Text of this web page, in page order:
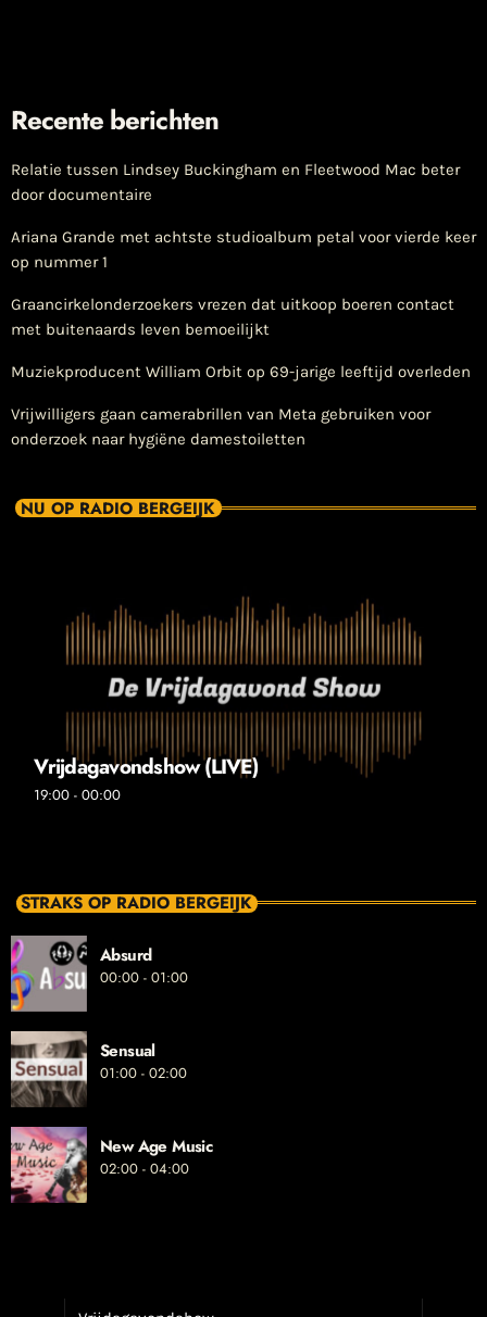
Recente berichten
Relatie tussen Lindsey Buckingham en Fleetwood Mac beter
door documentaire
Ariana Grande met achtste studioalbum petal voor vierde keer
op nummer 1
Graancirkelonderzoekers vrezen dat uitkoop boeren contact
met buitenaards leven bemoeilijkt
Muziekproducent William Orbit op 69-jarige leeftijd overleden
Vrijwilligers gaan camerabrillen van Meta gebruiken voor
onderzoek naar hygiëne damestoiletten
NU OP RADIO BERGEIJK
Vrijdagavondshow (LIVE)
19:00 - 00:00
STRAKS OP RADIO BERGEIJK
Absurd
00:00 - 01:00
Sensual
01:00 - 02:00
New Age Music
02:00 - 04:00